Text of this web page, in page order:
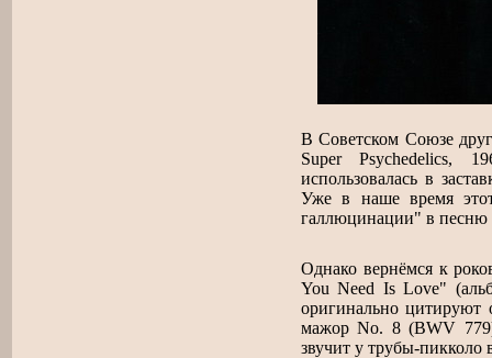
В Советском Союзе
Super Psychedelics,
использовалась в
Уже в наше время
галлюцинации" в песню
Однако вернёмся к
You Need Is Love"
оригинально цитируют
мажор No. 8 (BWV
звучит у трубы-пикколо